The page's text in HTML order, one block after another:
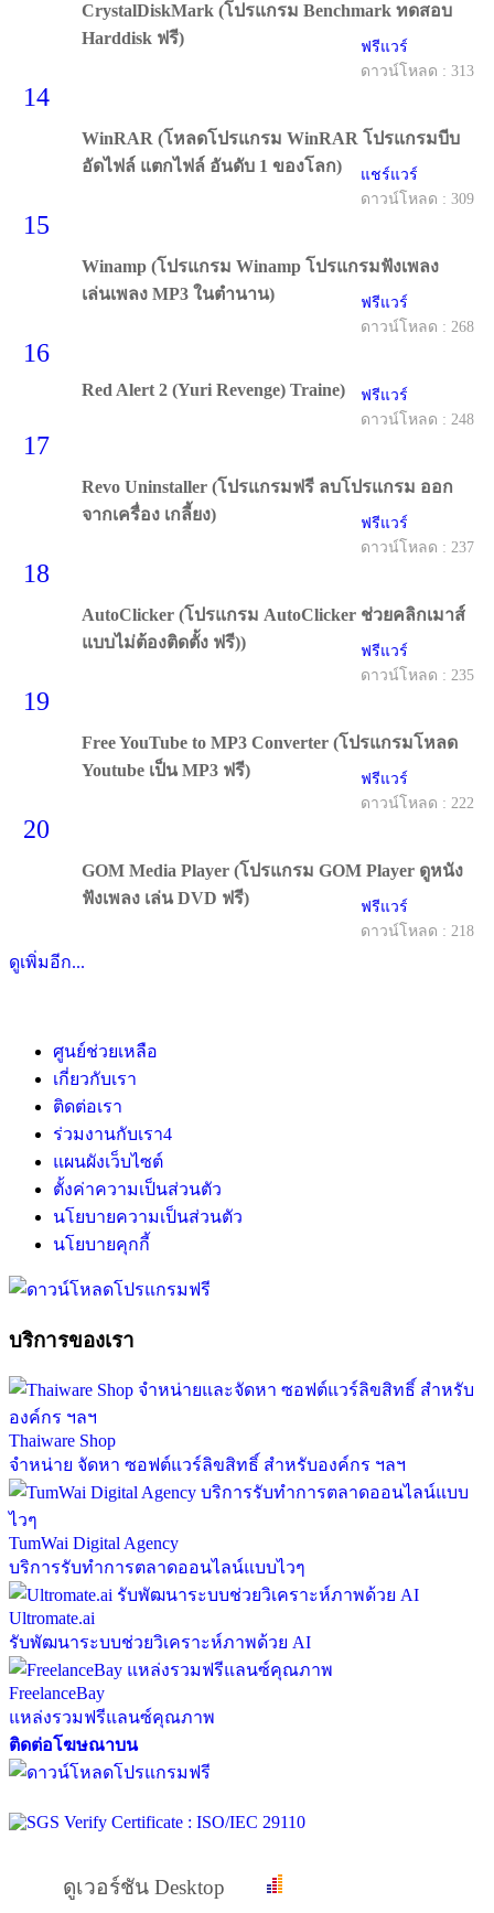
CrystalDiskMark (โปรแกรม Benchmark ทดสอบ
Harddisk ฟรี)
ฟรีแวร์
ดาวน์โหลด : 313
14
WinRAR (โหลดโปรแกรม WinRAR โปรแกรมบีบ
อัดไฟล์ แตกไฟล์ อันดับ 1 ของโลก)
แชร์แวร์
ดาวน์โหลด : 309
15
Winamp (โปรแกรม Winamp โปรแกรมฟังเพลง
เล่นเพลง MP3 ในตำนาน)
ฟรีแวร์
ดาวน์โหลด : 268
16
Red Alert 2 (Yuri Revenge) Traine)
ฟรีแวร์
ดาวน์โหลด : 248
17
Revo Uninstaller (โปรแกรมฟรี ลบโปรแกรม ออก
จากเครื่อง เกลี้ยง)
ฟรีแวร์
ดาวน์โหลด : 237
18
AutoClicker (โปรแกรม AutoClicker ช่วยคลิกเมาส์
แบบไม่ต้องติดตั้ง ฟรี))
ฟรีแวร์
ดาวน์โหลด : 235
19
Free YouTube to MP3 Converter (โปรแกรมโหลด
Youtube เป็น MP3 ฟรี)
ฟรีแวร์
ดาวน์โหลด : 222
20
GOM Media Player (โปรแกรม GOM Player ดูหนัง
ฟังเพลง เล่น DVD ฟรี)
ฟรีแวร์
ดาวน์โหลด : 218
ดูเพิ่มอีก...
ศูนย์ช่วยเหลือ
เกี่ยวกับเรา
ติดต่อเรา
ร่วมงานกับเรา4
แผนผังเว็บไซต์
ตั้งค่าความเป็นส่วนตัว
นโยบายความเป็นส่วนตัว
นโยบายคุกกี้
บริการของเรา
Thaiware Shop
จำหน่าย จัดหา ซอฟต์แวร์ลิขสิทธิ์ สำหรับองค์กร ฯลฯ
TumWai Digital Agency
บริการรับทำการตลาดออนไลน์แบบไวๆ
Ultromate.ai
รับพัฒนาระบบช่วยวิเคราะห์ภาพด้วย AI
FreelanceBay
แหล่งรวมฟรีแลนซ์คุณภาพ
ติดต่อโฆษณาบน
ดูเวอร์ชัน Desktop